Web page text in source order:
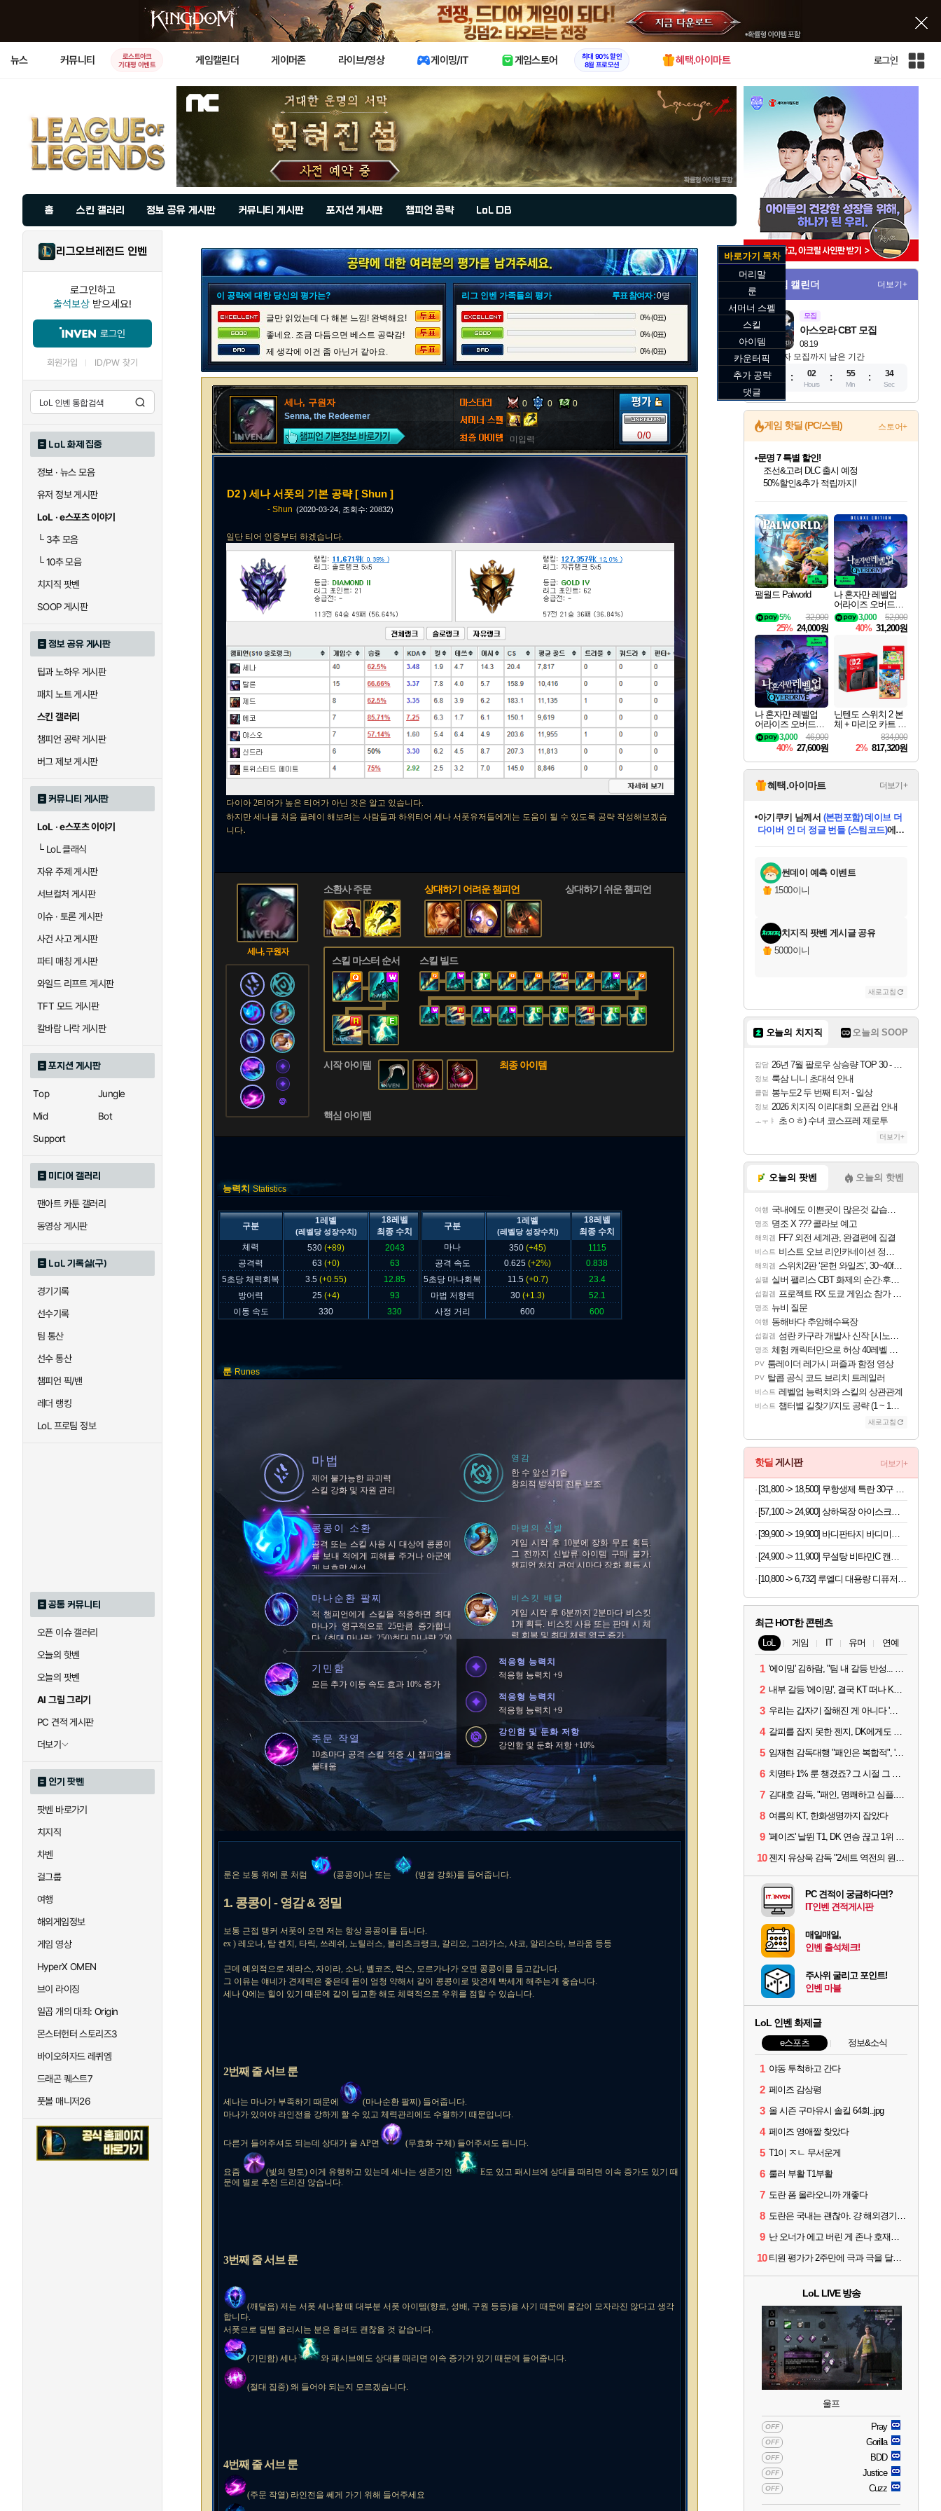
X
뉴스 커뮤니티
로스트아크
기대평 이벤트
게임캘린더 게이머존 라이브/영상 게이밍/IT 게임스토어
최대 90% 할인
8월 프로모션
혜택.아이마트 로그인
인
홈 스킨 갤러리 정보 공유 게시판 커뮤니티 게시판 포지션 게시판 챔피언 공략 LoL DB
리그오브레전드 인벤
로그인하고
출석보상 받으세요!
로그인
회원가입 ID/PW 찾기
LoL 화제 집중
정보 · 뉴스 모음
유저 정보 게시판
LoL · e스포츠 이야기
└3추 모음
└10추 모음
치지직 팟벤
SOOP 게시판
정보 공유 게시판
팁과 노하우 게시판
패치 노트 게시판
스킨 갤러리
챔피언 공략 게시판
버그 제보 게시판
커뮤니티 게시판
LoL · e스포츠 이야기
└LoL 클래식
자유 주제 게시판
서브컬처 게시판
이슈 · 토론 게시판
사건 사고 게시판
파티 매칭 게시판
와일드 리프트 게시판
TFT 모드 게시판
칼바람 나락 게시판
포지션 게시판
Top
Jungle
Mid
Bot
Support
미디어 갤러리
팬아트 카툰 갤러리
동영상 게시판
LoL 기록실(구)
경기기록
선수기록
팀 통산
선수 통산
챔피언 픽/밴
레더 랭킹
LoL 프로팀 정보
공통 커뮤니티
오픈 이슈 갤러리
오늘의 핫벤
오늘의 팟벤
AI 그림 그리기
PC 견적 게시판
더보기
인기 팟벤
팟벤 바로가기
치지직
차벤
걸그룹
여행
해외게임정보
게임 영상
HyperX OMEN
브이 라이징
일곱 개의 대죄: Origin
몬스터헌터 스토리즈3
바이오하자드 레퀴엠
드래곤 퀘스트7
풋볼 매니저26
이 공략에 대한 당신의 평가는?
글만 읽었는데 다 해본 느낌! 완벽해요!
좋네요. 조금 다듬으면 베스트 공략감!
제 생각에 이건 좀 아닌거 같아요.
리그 인벤 가족들의 평가 투표 참여자 :0명
0% (0표)
0% (0표)
0% (0표)
세나, 구원자
Senna, the Redeemer
0 0 0
미입력 0/0
D2 ) 세나 서폿의 기본 공략 [ Shun ]
- Shun (2020-03-24, 조회수: 20832)
일단 티어 인증부터 하겠습니다.
다이아 2티어가 높은 티어가 아닌 것은 알고 있습니다.
하지만 세나를 처음 플레이 해보려는 사람들과 하위티어 세나 서폿유저들에게는 도움이 될 수 있도록 공략 작성해보겠습
니다.
세나, 구원자
소환사 주문 상대하기 어려운 챔피언 상대하기 쉬운 챔피언
스킬 마스터 순서 스킬 빌드
시작 아이템
핵심 아이템
최종 아이템
능력치 Statistics
구분
1레벨
(레벨당 성장수치)
18레벨
최종 수치
구분
1레벨
(레벨당 성장수치)
18레벨
최종 수치
체력
530 (+89) 2043 마나 350 (+45)
1115
공격력
63 (+0) 63 공격 속도 0.625 (+2%)
0.838
5초당 체력회복
3.5 (+0.55) 12.85 5초당 마나회복 11.5 (+0.7)
23.4
방어력
25 (+4) 93 마법 저항력 30 (+1.3)
52.1
이동 속도
330 330 사정 거리 600 600
룬Runes
마법
제어 불가능한 파괴력
스킬 강화 및 자원 관리
콩콩이 소환
공격 또는 스킬 사용 시 대상에 콩콩이
를 보내 적에게 피해를 주거나 아군에
게 보호막 생성
마나순환 팔찌
적 챔피언에게 스킬을 적중하면 최대
마나가 영구적으로 25만큼 증가합니
다. (최대 마나량: 250)최대 마나량 250
에 도달하면 5초마다 잃은 마나의 1%
를 회복합니다.
기민함
모든 추가 이동 속도 효과 10% 증가
주문 작열
10초마다 공격 스킬 적중 시 챔피언을
불태움
영감
한 수 앞선 기술
창의적 방식의 전투 보조
마법의 신발
게임 시작 후 10분에 장화 무료 획득.
그 전까지 신발류 아이템 구매 불가.
챔피언 처치 관여 시마다 장화 획득 시
비스킷 배달
게임 시작 후 6분까지 2분마다 비스킷
1개 획득. 비스킷 사용 또는 판매 시 체
력 회복 및 최대 체력 영구 증가
적응형 능력치
적응형 능력치 +9
적응형 능력치
적응형 능력치 +9
강인함 및 둔화 저항
강인함 및 둔화 저항 +10%
룬은 보통 위에 룬 처럼 (콩콩이)나 또는 (빙결 강화)를 들어줍니다.
1. 콩콩이 - 영감 & 정밀
보통 근접 탱커 서폿이 오면 저는 항상 콩콩이를 듭니다.
ex ) 레오나, 탐 켄치, 타릭, 쓰레쉬, 노틸러스, 블리츠크랭크, 갈리오, 그라가스, 샤코, 알리스타, 브라움 등등
근데 예외적으로 제라스, 자이라, 소나, 벨코즈, 럭스, 모르가나가 오면 콩콩이를 들고갑니다.
그 이유는 얘네가 견제력은 좋은데 몸이 엄청 약해서 같이 콩콩이로 맞견제 빡세게 해주는게 좋습니다.
세나 Q에는 힐이 있기 때문에 같이 딜교환 해도 체력적으로 우위를 점할 수 있습니다.
2번째 줄 서브 룬
세나는 마나가 부족하기 때문에
(마나순환 팔찌) 들어줍니다.
마나가 있어야 라인전을 강하게 할 수 있고 체력관리에도 수월하기 때문입니다.
다른거 들어주셔도 되는데 상대가 올 AP면 (무효화 구체) 들어주셔도 됩니다.
요즘 (빛의 망토) 이게 유행하고 있는데 세나는 생존기인
E도 있고 패시브에 상대를 때리면 이속 증가도 있기 때
문에 별로 추천 드리진 않습니다.
3번째 줄 서브 룬
(깨달음) 저는 서폿 세나할 때 대부분 서폿 아이템(향로, 성배, 구원 등등)을 사기 때문에 쿨감이 모자라진 않다고 생각
합니다.
서폿으로 딜템 올리시는 분은 올려도 괜찮을 것 같습니다.
(기민함) 세나 와 패시브에도 상대를 때리면 이속 증가가 있기 때문에 들어줍니다.
(절대 집중) 왜 들어야 되는지 모르겠습니다.
4번째 줄 서브 룬
(주문 작열) 라인전을 쎄게 가기 위해 들어주세요
게임 캘린더 더보기+
모집
08.19
아스오라 CBT 모집
참가자 모집까지 남은 기간
12
Days
02
Hours
55
Min
32
Sec
게임 핫딜 (PC/스팀) 스토어+
최대 90% 할인가를 만나보세요!
네이버혜택과 함께 만나보세요!
문명 7 특별 할인!
조선&고려 DLC 출시 예정
50%할인&추가 적립까지!
이니&베니 혜택까지!
네이버 혜택가와 함께 예약하세요!
할인&네이버혜택으로 만나보세요!
네이버페이 혜택과 만나보세요!
40주년 프로모션으로 만나보세요!
네이버 포인트 혜택까지!
할인가에 만나보세요!
일부 에디션 상시 할인!
혜택으로 예약 판매 중
편안하게 충전하세요
팰월드 Palworld
32,000
5%
25% 24,000원
나 혼자만 레벨업
어라이즈 오버드라
이브 디럭스 에디션
Solo Leveling Arise
Overdrive Deluxe Edi
52,000
3,000
40% 31,200원
나 혼자만 레벨업
어라이즈 오버드라
이브 Solo Leveling A
rise
46,000
3,000
40% 27,600원
닌텐도 스위치 2 본
체 + 마리오 카트 월
드 + 포켓몬 포코피
아 번들
834,000
2% 817,320원
혜택.아이마트 더보기+
당첨되셨습니다.
아기쿠키 님께서 (본편포함) 데이브 더
다이버 인 더 정글 번들 (스팀코드)에
당첨되셨습니다.
당첨되셨습니다.
에디션 (스팀코드)를 교환.
당첨되셨습니다.
당첨되셨습니다.
당첨되셨습니다.
당첨되셨습니다.
썬데이 예측 이벤트
1500이니
치지직 팟벤 게시글 공유
5000이니
새로고침
오늘의 치지직 오늘의 SOOP
잡담 26년 7월 팔로우 상승량 TOP 30 - 월간 치지직
정보 룩삼 니니 초대석 안내
클립 봉누도2 두 번째 티저 - 일상
정보 2026 치지직 이리대회 오픈컵 안내
ㅗㅜㅑ 초ㅇㅎ) 수녀 코스프레 제로투
더보기+
오늘의 팟벤 오늘의 핫벤
여행 국내에도 이쁜곳이 많은것 같습니다
명조 명조 X ??? 콜라보 예고
해외겜 FF7 외전 세계관, 완결편에 집결
비스트 비스트 오브 리인카네이션 정보/공략글 모음
해외겜 스위치2판 ‘몬헌 와일즈’, 30~40fps 목표 추정
실팰 실버 팰리스 CBT 화제의 순간·후기 모음
섭컬겜 프로젝트 RX 도쿄 게임쇼 참가 결정
명조 뉴비 질문
여행 동해바다 추암해수욕장
섭컬겜 섬란 카구라 개발사 신작 [시노비 넥서스] 연내 출시 예정
명조 체험 캐릭터만으로 허상 40레벨 하이와티아 5분 컷!｜에이메스·린네·모니에 명함
PV 툼레이더 레가시 퍼즐과 함정 영상
PV 탈콥 공식 코드 브리치 트레일러
비스트 레벨업 능력치와 스킬의 상관관계
비스트 챕터별 길찾기/지도 공략 (1 ~ 12장)
새로고침
핫딜 게시판 더보기+
[10,800 -> 6,732] 루엘디 대용량 디퓨저 500ml
최근 HOT한 콘텐츠
LoL 게임 IT 유머 연예
1 '에이밍' 김하람, "팀 내 갈등 반성... 끝까지 뛰고 싶었다"
2 내부 갈등 '에이밍', 결국 KT 떠나 KRX로...'지우'와 트레이드
3 우리는 갑자기 잘해진 게 아니다 '씨맥' 김대호 감독의 자신감
4 갈피를 잡지 못한 젠지, DK에게도 0:2 패배
5 임재현 감독대행 "패인은 복합적", '도란' "팀에 과부하 왔다"
6 치명타 1% 룬 챙겼죠? 그 시절 그 감성 '롤 클래식' 30일 출시
7 김대호 감독, "패인, 명쾌하고 심플...다시 힘낼 수 있어"
8 여름의 KT, 한화생명까지 잡았다
9 '페이즈' 날뛴 T1, DK 연승 끊고 1위 지켜
10 젠지 유상욱 감독 "2세트 역전의 원인...너무 급했다"
PC 견적이 궁금하다면?
IT인벤 견적게시판
매일매일,
인벤 출석체크!
주사위 굴리고 포인트!
인벤 마블
LoL 인벤 화제글
e스포츠 정보&소식
1 야동 투척하고 간다
2 페이즈 감상평
3 올 시즌 구마유시 솔킬 64회..jpg
4 페이즈 영애짤 찾았다
5 T1이 ㅈㄴ 무서운게
6 룰러 부활 T1부활
7 도란 폼 올라오니까 개좋다
8 도란은 국내는 괜찮아. 걍 해외경기가 개 쓰레기라 그래
9 난 오너가 에고 버린 게 존나 호재라고 봄
10 티원 평가가 2주만에 극과 극을 달리고 있네
LoL LIVE 방송
울프
OFF Pray
OFF Gorilla
OFF BDD
OFF Justice
OFF Cuzz
바로가기 목차
머리말
룬
서머너 스펠
스킬
아이템
카운터픽
추가 공략
댓글